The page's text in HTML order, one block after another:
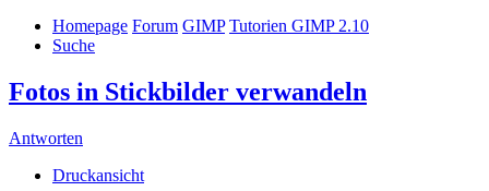
Homepage Forum GIMP Tutorien GIMP 2.10
Suche
Fotos in Stickbilder verwandeln
Antworten
Druckansicht